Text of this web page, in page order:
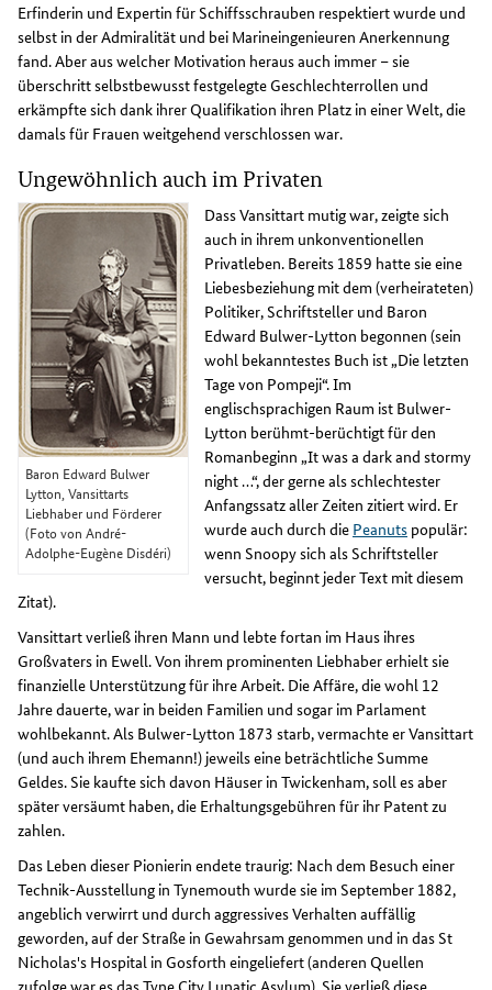
Erfinderin und Expertin für Schiffsschrauben respektiert wurde und
selbst in der Admiralität und bei Marineingenieuren Anerkennung
fand. Aber aus welcher Motivation heraus auch immer – sie
überschritt selbstbewusst festgelegte Geschlechterrollen und
erkämpfte sich dank ihrer Qualifikation ihren Platz in einer Welt, die
damals für Frauen weitgehend verschlossen war.
Ungewöhnlich auch im Privaten
Baron Edward Bulwer
Lytton, Vansittarts
Liebhaber und Förderer
(Foto von André-
Adolphe-Eugène Disdéri)
Dass Vansittart mutig war, zeigte sich
auch in ihrem unkonventionellen
Privatleben. Bereits 1859 hatte sie eine
Liebesbeziehung mit dem (verheirateten)
Politiker, Schriftsteller und Baron
Edward Bulwer-Lytton begonnen (sein
wohl bekanntestes Buch ist „Die letzten
Tage von Pompeji“. Im
englischsprachigen Raum ist Bulwer-
Lytton berühmt-berüchtigt für den
Romanbeginn „It was a dark and stormy
night …“, der gerne als schlechtester
Anfangssatz aller Zeiten zitiert wird. Er
wurde auch durch die Peanuts populär:
wenn Snoopy sich als Schriftsteller
versucht, beginnt jeder Text mit diesem
Zitat).
Vansittart verließ ihren Mann und lebte fortan im Haus ihres
Großvaters in Ewell. Von ihrem prominenten Liebhaber erhielt sie
finanzielle Unterstützung für ihre Arbeit. Die Affäre, die wohl 12
Jahre dauerte, war in beiden Familien und sogar im Parlament
wohlbekannt. Als Bulwer-Lytton 1873 starb, vermachte er Vansittart
(und auch ihrem Ehemann!) jeweils eine beträchtliche Summe
Geldes. Sie kaufte sich davon Häuser in Twickenham, soll es aber
später versäumt haben, die Erhaltungsgebühren für ihr Patent zu
zahlen.
Das Leben dieser Pionierin endete traurig: Nach dem Besuch einer
Technik-Ausstellung in Tynemouth wurde sie im September 1882,
angeblich verwirrt und durch aggressives Verhalten auffällig
geworden, auf der Straße in Gewahrsam genommen und in das St
Nicholas's Hospital in Gosforth eingeliefert (anderen Quellen
zufolge war es das Tyne City Lunatic Asylum). Sie verließ diese